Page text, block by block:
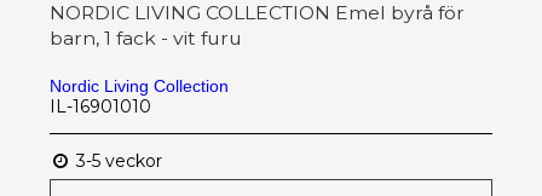
NORDIC LIVING COLLECTION Emel byrå för
barn, 1 fack - vit furu
Nordic Living Collection
IL-16901010
3-5 veckor